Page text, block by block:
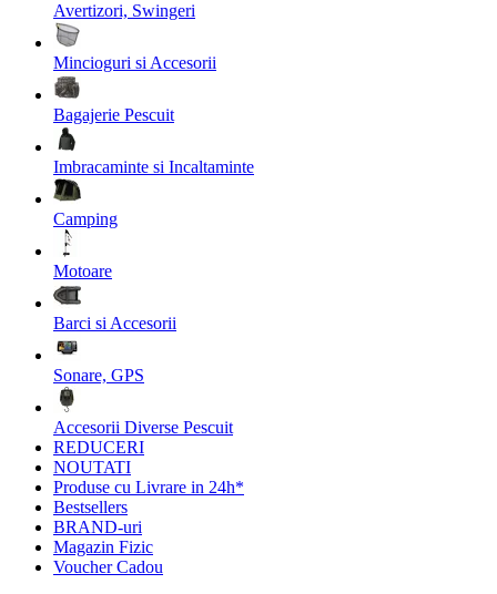
Avertizori, Swingeri
Mincioguri si Accesorii
Bagajerie Pescuit
Imbracaminte si Incaltaminte
Camping
Motoare
Barci si Accesorii
Sonare, GPS
Accesorii Diverse Pescuit
REDUCERI
NOUTATI
Produse cu Livrare in 24h*
Bestsellers
BRAND-uri
Magazin Fizic
Voucher Cadou